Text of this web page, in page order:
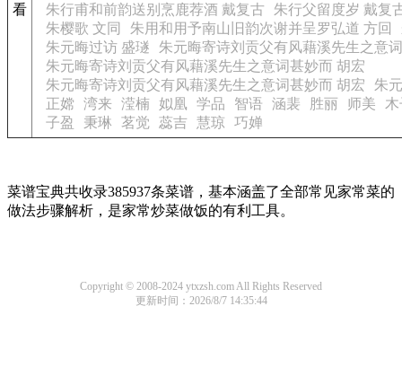
看
朱行甫和前韵送别烹鹿荐酒 戴复古
朱行父留度岁 戴复
朱樱歌 文同
朱用和用予南山旧韵次谢并呈罗弘道 方回
朱元晦过访 盛璲
朱元晦寄诗刘贡父有风藉溪先生之意
朱元晦寄诗刘贡父有风藉溪先生之意词甚妙而 胡宏
朱元晦寄诗刘贡父有风藉溪先生之意词甚妙而 胡宏
朱
正嫦
湾来 滢楠 姒凰 学品 智语 涵裴 胜丽 师美
子盈
秉琳 茗觉 蕊吉 慧琼 巧婵
菜谱宝典共收录385937条菜谱，基本涵盖了全部常见家常菜的
做法步骤解析，是家常炒菜做饭的有利工具。
Copyright © 2008-2024 ytxzsh.com All Rights Reserved
更新时间：2026/8/7 14:35:44